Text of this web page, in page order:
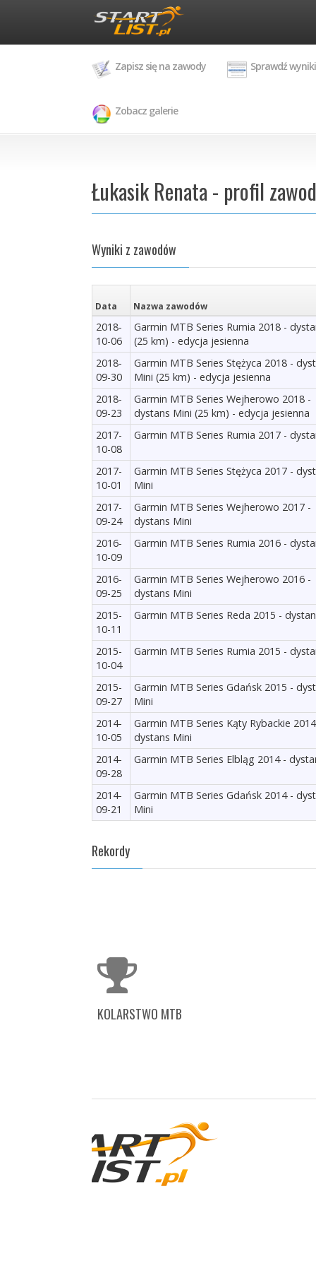
Zapisz się na zawody Sprawdź wyniki
Zobacz galerie
Łukasik Renata - profil
Wyniki z zawodów
Data Nazwa zawodów
2018-
10-06
Garmin MTB Series Rumia 2018 -
(25 km) - edycja jesienna
2018-
09-30
Garmin MTB Series Stężyca 2018 -
Mini (25 km) - edycja jesienna
2018-
09-23
Garmin MTB Series Wejherowo 2018 -
dystans Mini (25 km) - edycja jesienna
2017-
10-08
Garmin MTB Series Rumia 2017 -
2017-
10-01
Garmin MTB Series Stężyca 2017 -
Mini
2017-
09-24
Garmin MTB Series Wejherowo 2017 -
dystans Mini
2016-
10-09
Garmin MTB Series Rumia 2016 -
2016-
09-25
Garmin MTB Series Wejherowo 2016 -
dystans Mini
2015-
10-11
Garmin MTB Series Reda 2015 -
2015-
10-04
Garmin MTB Series Rumia 2015 -
2015-
09-27
Garmin MTB Series Gdańsk 2015 -
Mini
2014-
10-05
Garmin MTB Series Kąty Rybackie
dystans Mini
2014-
09-28
Garmin MTB Series Elbląg 2014 -
2014-
09-21
Garmin MTB Series Gdańsk 2014 -
Mini
Rekordy
KOLARSTWO MTB